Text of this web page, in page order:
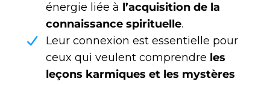
énergie liée à l’acquisition de la
connaissance spirituelle.
Leur connexion est essentielle pour
ceux qui veulent comprendre les
leçons karmiques et les mystères